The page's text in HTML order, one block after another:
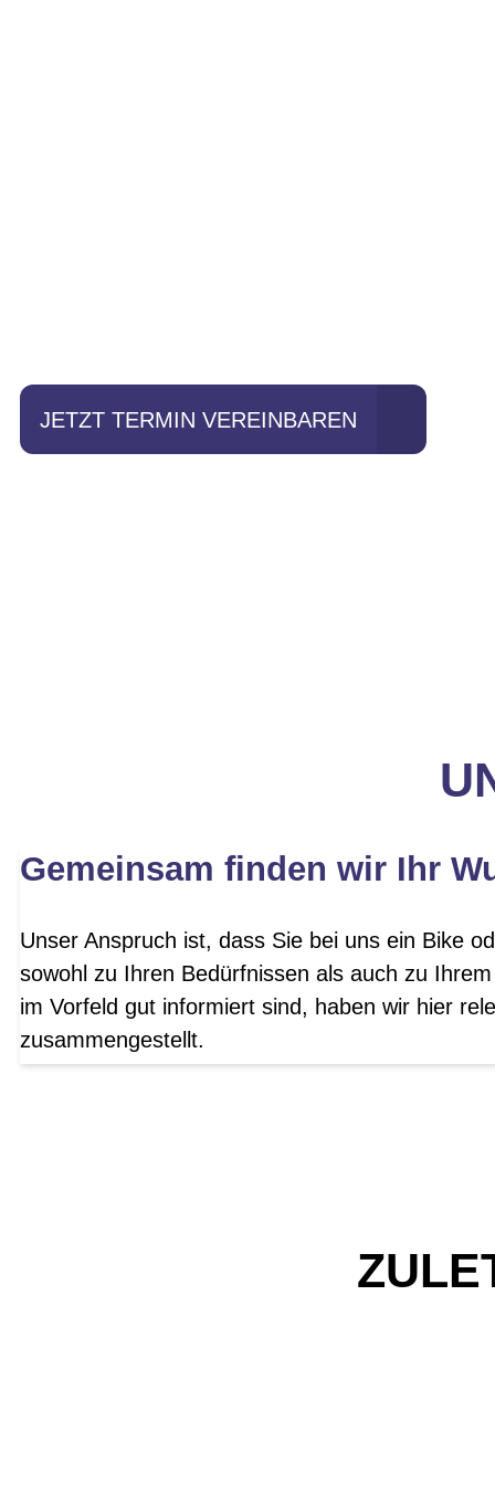
JETZT TERMIN VEREINBAREN
Gemeinsam finden wir Ihr
Unser Anspruch ist, dass Sie bei uns ein Bike
sowohl zu Ihren Bedürfnissen als auch zu
im Vorfeld gut informiert sind, haben wir hier
zusammengestellt.